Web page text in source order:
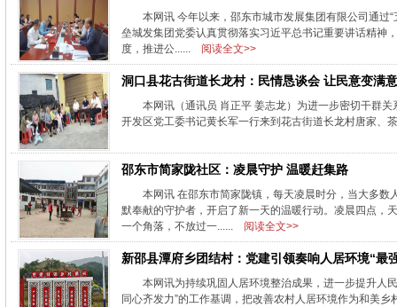
本网讯 今年以来，邵东市城市发展集团有限公司通过
垒城发集团党委认真贯彻落实习近平总书记重要讲话精神
度，推进公......
阅读全文>>
洞口县花古街道长龙村：民情恳谈会 让民意变满意
本网讯（通讯员 肖正平 姜志龙）为进一步密切干群
开发区党工委书记黄长军一行来到花古街道长龙村唐家
邵东市简家陇社区：凌晨守护 温暖赶集路
本网讯 在邵东市简家陇镇，每天凌晨时分，当大多
默奉献的守护者，开启了新一天的温暖行动。凌晨四点，
一个角落，不放过一......
阅读全文>>
新邵县潭府乡团结村：党建引领奏响人居环境“最
本网讯为持续巩固人居环境整治成果，进一步提升人
同心齐发力”的工作基调，把改善农村人居环境作为和美